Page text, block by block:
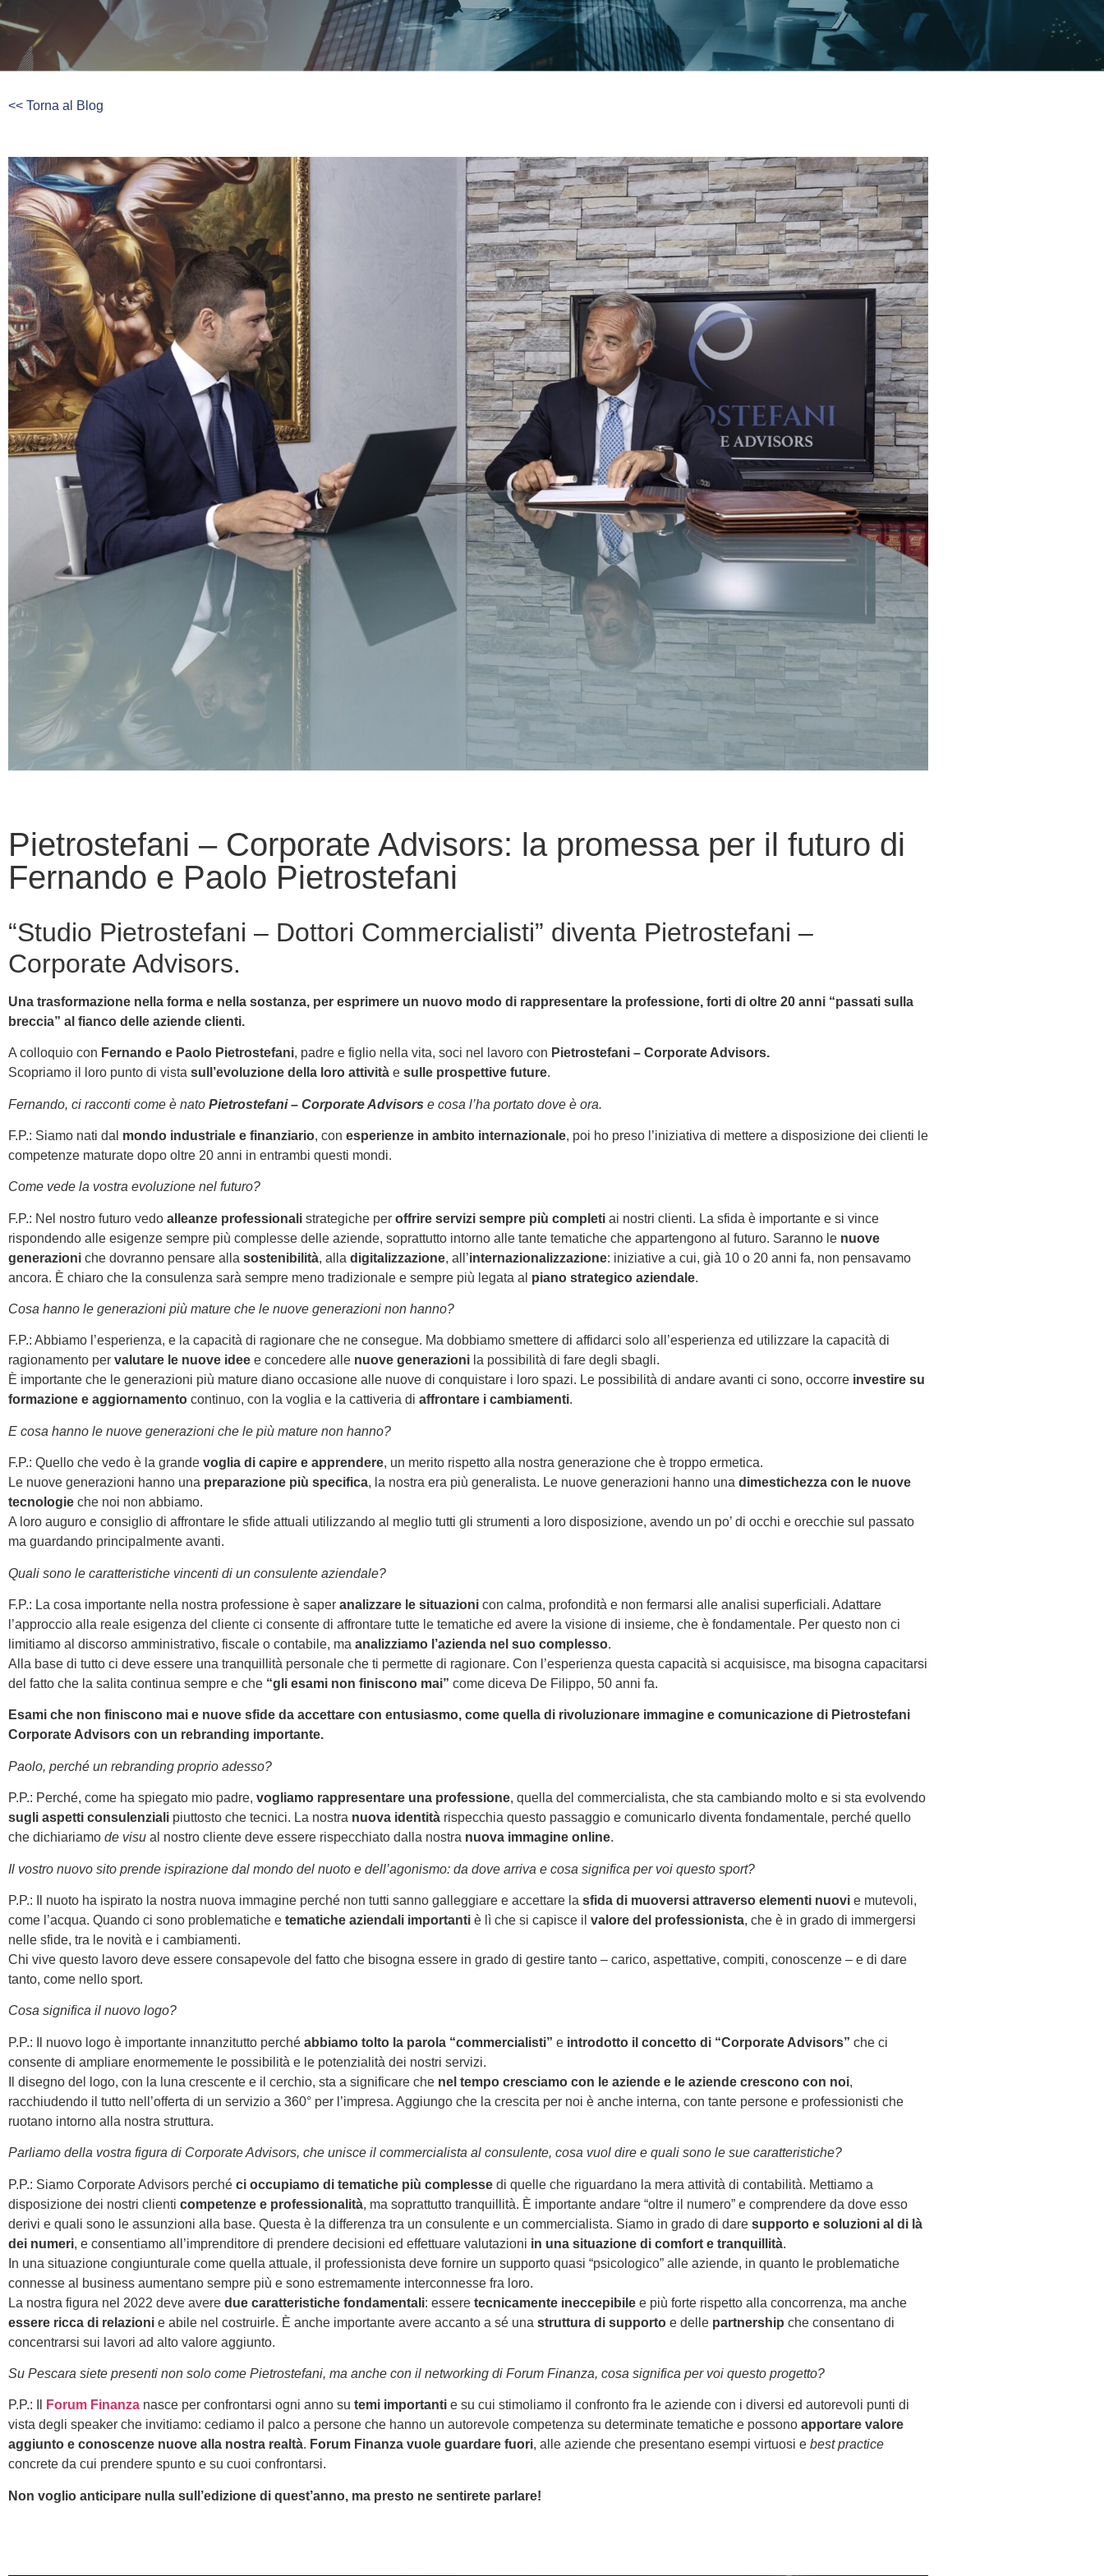
<< Torna al Blog
Pietrostefani – Corporate Advisors: la promessa per il futuro di
Fernando e Paolo Pietrostefani
“Studio Pietrostefani – Dottori Commercialisti” diventa Pietrostefani –
Corporate Advisors.
Una trasformazione nella forma e nella sostanza, per esprimere un nuovo modo di rappresentare la professione, forti di oltre 20 anni “passati sulla
breccia” al fianco delle aziende clienti.
A colloquio con Fernando e Paolo Pietrostefani, padre e figlio nella vita, soci nel lavoro con Pietrostefani – Corporate Advisors.
Scopriamo il loro punto di vista sull’evoluzione della loro attività e sulle prospettive future.
Fernando, ci racconti come è nato Pietrostefani – Corporate Advisors e cosa l’ha portato dove è ora.
F.P.: Siamo nati dal mondo industriale e finanziario, con esperienze in ambito internazionale, poi ho preso l’iniziativa di mettere a disposizione dei clienti le
competenze maturate dopo oltre 20 anni in entrambi questi mondi.
Come vede la vostra evoluzione nel futuro?
F.P.: Nel nostro futuro vedo alleanze professionali strategiche per offrire servizi sempre più completi ai nostri clienti. La sfida è importante e si vince
rispondendo alle esigenze sempre più complesse delle aziende, soprattutto intorno alle tante tematiche che appartengono al futuro. Saranno le nuove
generazioni che dovranno pensare alla sostenibilità, alla digitalizzazione, all’internazionalizzazione: iniziative a cui, già 10 o 20 anni fa, non pensavamo
ancora. È chiaro che la consulenza sarà sempre meno tradizionale e sempre più legata al piano strategico aziendale.
Cosa hanno le generazioni più mature che le nuove generazioni non hanno?
F.P.: Abbiamo l’esperienza, e la capacità di ragionare che ne consegue. Ma dobbiamo smettere di affidarci solo all’esperienza ed utilizzare la capacità di
ragionamento per valutare le nuove idee e concedere alle nuove generazioni la possibilità di fare degli sbagli.
È importante che le generazioni più mature diano occasione alle nuove di conquistare i loro spazi. Le possibilità di andare avanti ci sono, occorre investire su
formazione e aggiornamento continuo, con la voglia e la cattiveria di affrontare i cambiamenti.
E cosa hanno le nuove generazioni che le più mature non hanno?
F.P.: Quello che vedo è la grande voglia di capire e apprendere, un merito rispetto alla nostra generazione che è troppo ermetica.
Le nuove generazioni hanno una preparazione più specifica, la nostra era più generalista. Le nuove generazioni hanno una dimestichezza con le nuove
tecnologie che noi non abbiamo.
A loro auguro e consiglio di affrontare le sfide attuali utilizzando al meglio tutti gli strumenti a loro disposizione, avendo un po’ di occhi e orecchie sul passato
ma guardando principalmente avanti.
Quali sono le caratteristiche vincenti di un consulente aziendale?
F.P.: La cosa importante nella nostra professione è saper analizzare le situazioni con calma, profondità e non fermarsi alle analisi superficiali. Adattare
l’approccio alla reale esigenza del cliente ci consente di affrontare tutte le tematiche ed avere la visione di insieme, che è fondamentale. Per questo non ci
limitiamo al discorso amministrativo, fiscale o contabile, ma analizziamo l’azienda nel suo complesso.
Alla base di tutto ci deve essere una tranquillità personale che ti permette di ragionare. Con l’esperienza questa capacità si acquisisce, ma bisogna capacitarsi
del fatto che la salita continua sempre e che “gli esami non finiscono mai” come diceva De Filippo, 50 anni fa.
Esami che non finiscono mai e nuove sfide da accettare con entusiasmo, come quella di rivoluzionare immagine e comunicazione di Pietrostefani
Corporate Advisors con un rebranding importante.
Paolo, perché un rebranding proprio adesso?
P.P.: Perché, come ha spiegato mio padre, vogliamo rappresentare una professione, quella del commercialista, che sta cambiando molto e si sta evolvendo
sugli aspetti consulenziali piuttosto che tecnici. La nostra nuova identità rispecchia questo passaggio e comunicarlo diventa fondamentale, perché quello
che dichiariamo de visu al nostro cliente deve essere rispecchiato dalla nostra nuova immagine online.
Il vostro nuovo sito prende ispirazione dal mondo del nuoto e dell’agonismo: da dove arriva e cosa significa per voi questo sport?
P.P.: Il nuoto ha ispirato la nostra nuova immagine perché non tutti sanno galleggiare e accettare la sfida di muoversi attraverso elementi nuovi e mutevoli,
come l’acqua. Quando ci sono problematiche e tematiche aziendali importanti è lì che si capisce il valore del professionista, che è in grado di immergersi
nelle sfide, tra le novità e i cambiamenti.
Chi vive questo lavoro deve essere consapevole del fatto che bisogna essere in grado di gestire tanto – carico, aspettative, compiti, conoscenze – e di dare
tanto, come nello sport.
Cosa significa il nuovo logo?
P.P.: Il nuovo logo è importante innanzitutto perché abbiamo tolto la parola “commercialisti” e introdotto il concetto di “Corporate Advisors” che ci
consente di ampliare enormemente le possibilità e le potenzialità dei nostri servizi.
Il disegno del logo, con la luna crescente e il cerchio, sta a significare che nel tempo cresciamo con le aziende e le aziende crescono con noi,
racchiudendo il tutto nell’offerta di un servizio a 360° per l’impresa. Aggiungo che la crescita per noi è anche interna, con tante persone e professionisti che
ruotano intorno alla nostra struttura.
Parliamo della vostra figura di Corporate Advisors, che unisce il commercialista al consulente, cosa vuol dire e quali sono le sue caratteristiche?
P.P.: Siamo Corporate Advisors perché ci occupiamo di tematiche più complesse di quelle che riguardano la mera attività di contabilità. Mettiamo a
disposizione dei nostri clienti competenze e professionalità, ma soprattutto tranquillità. È importante andare “oltre il numero” e comprendere da dove esso
derivi e quali sono le assunzioni alla base. Questa è la differenza tra un consulente e un commercialista. Siamo in grado di dare supporto e soluzioni al di là
dei numeri, e consentiamo all’imprenditore di prendere decisioni ed effettuare valutazioni in una situazione di comfort e tranquillità.
In una situazione congiunturale come quella attuale, il professionista deve fornire un supporto quasi “psicologico” alle aziende, in quanto le problematiche
connesse al business aumentano sempre più e sono estremamente interconnesse fra loro.
La nostra figura nel 2022 deve avere due caratteristiche fondamentali: essere tecnicamente ineccepibile e più forte rispetto alla concorrenza, ma anche
essere ricca di relazioni e abile nel costruirle. È anche importante avere accanto a sé una struttura di supporto e delle partnership che consentano di
concentrarsi sui lavori ad alto valore aggiunto.
Su Pescara siete presenti non solo come Pietrostefani, ma anche con il networking di Forum Finanza, cosa significa per voi questo progetto?
P.P.: Il Forum Finanza nasce per confrontarsi ogni anno su temi importanti e su cui stimoliamo il confronto fra le aziende con i diversi ed autorevoli punti di
vista degli speaker che invitiamo: cediamo il palco a persone che hanno un autorevole competenza su determinate tematiche e possono apportare valore
aggiunto e conoscenze nuove alla nostra realtà. Forum Finanza vuole guardare fuori, alle aziende che presentano esempi virtuosi e best practice
concrete da cui prendere spunto e su cuoi confrontarsi.
Non voglio anticipare nulla sull’edizione di quest’anno, ma presto ne sentirete parlare!